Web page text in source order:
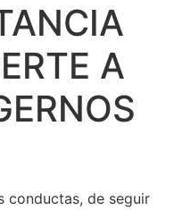
A
conductas, de seguir